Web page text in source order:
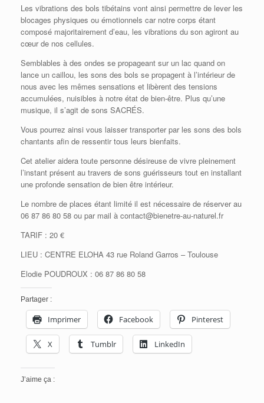
Les vibrations des bols tibétains vont ainsi permettre de lever les
blocages physiques ou émotionnels car notre corps étant
composé majoritairement d’eau, les vibrations du son agiront au
cœur de nos cellules.
Semblables à des ondes se propageant sur un lac quand on
lance un caillou, les sons des bols se propagent à l’intérieur de
nous avec les mêmes sensations et libèrent des tensions
accumulées, nuisibles à notre état de bien-être. Plus qu’une
musique, il s’agit de sons SACRÉS.
Vous pourrez ainsi vous laisser transporter par les sons des bols
chantants afin de ressentir tous leurs bienfaits.
Cet atelier aidera toute personne désireuse de vivre pleinement
l’instant présent au travers de sons guérisseurs tout en installant
une profonde sensation de bien être intérieur.
Le nombre de places étant limité il est nécessaire de réserver au
06 87 86 80 58 ou par mail à contact@bienetre-au-naturel.fr
TARIF : 20 €
LIEU : CENTRE ELOHA 43 rue Roland Garros – Toulouse
Elodie POUDROUX : 06 87 86 80 58
Partager :
Imprimer Facebook Pinterest
X Tumblr LinkedIn
J’aime ça :